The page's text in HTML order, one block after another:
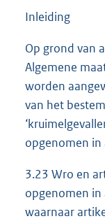
Inleiding
Op grond van
Algemene
worden
van het
opgenomen in
3.23 Wro en
opgenomen in
waarnaar